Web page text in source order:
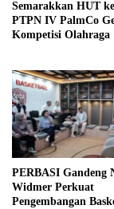
Semarakkan HUT
PTPN IV PalmCo
Kompetisi Olahraga
PERBASI Gandeng
Widmer Perkuat
Pengembangan